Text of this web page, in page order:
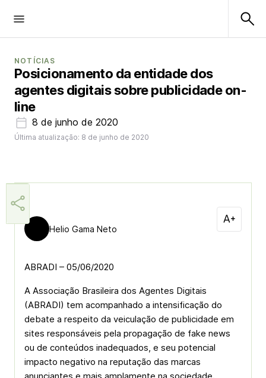
NOTÍCIAS
Posicionamento da entidade dos
agentes digitais sobre publicidade on-
line
8 de junho de 2020
Última atualização: 8 de junho de 2020
Helio Gama Neto
ABRADI – 05/06/2020
A Associação Brasileira dos Agentes Digitais
(ABRADI) tem acompanhado a intensificação do
debate a respeito da veiculação de publicidade em
sites responsáveis pela propagação de fake news
ou de conteúdos inadequados, e seu potencial
impacto negativo na reputação das marcas